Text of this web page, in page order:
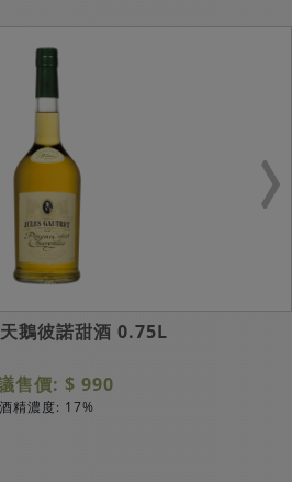
鵝彼諾甜酒 0.75L
售價: $ 990
酒精濃度: 17%